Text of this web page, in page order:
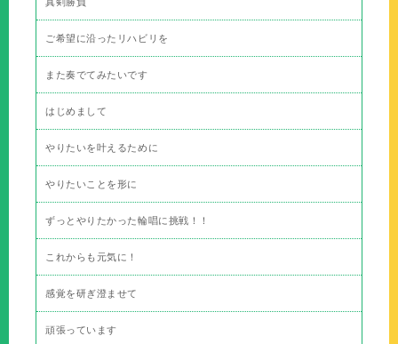
ご希望に沿ったリハビリを
また奏でてみたいです
はじめまして
やりたいを叶えるために
やりたいことを形に
ずっとやりたかった輪唱に挑戦！！
これからも元気に！
感覚を研ぎ澄ませて
頑張っています